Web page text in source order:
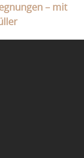
– mit